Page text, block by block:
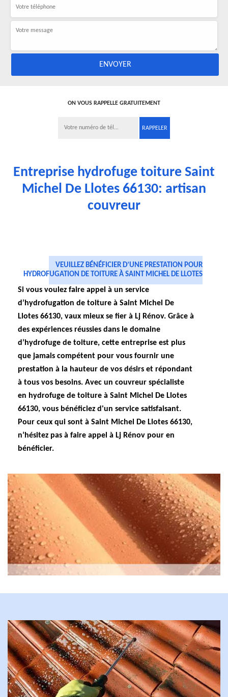
ON VOUS RAPPELLE GRATUITEMENT
Entreprise hydrofuge toiture Saint
Michel De Llotes 66130: artisan
couvreur
VEUILLEZ BÉNÉFICIER D’UNE PRESTATION POUR
HYDROFUGATION DE TOITURE À SAINT MICHEL DE LLOTES
Si vous voulez faire appel à un service
d’hydrofugation de toiture à Saint Michel De
Llotes 66130, vaux mieux se fier à Lj Rénov. Grâce à
des expériences réussies dans le domaine
d’hydrofuge de toiture, cette entreprise est plus
que jamais compétent pour vous fournir une
prestation à la hauteur de vos désirs et répondant
à tous vos besoins. Avec un couvreur spécialiste
en hydrofuge de toiture à Saint Michel De Llotes
66130, vous bénéficiez d'un service satisfaisant.
Pour ceux qui sont à Saint Michel De Llotes 66130,
n’hésitez pas à faire appel à Lj Rénov pour en
bénéficier.